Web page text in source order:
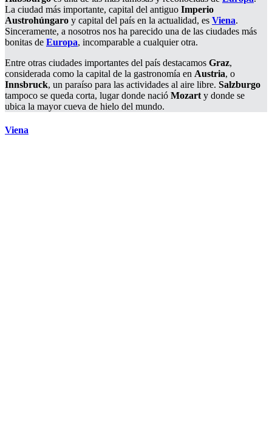
La ciudad más importante, capital del antiguo Imperio
Austrohúngaro y capital del país en la actualidad, es Viena.
Sinceramente, a nosotros nos ha parecido una de las ciudades más
bonitas de Europa, incomparable a cualquier otra.
Entre otras ciudades importantes del país destacamos Graz,
considerada como la capital de la gastronomía en Austria, o
Innsbruck, un paraíso para las actividades al aire libre. Salzburgo
tampoco se queda corta, lugar donde nació Mozart y donde se
ubica la mayor cueva de hielo del mundo.
Viena